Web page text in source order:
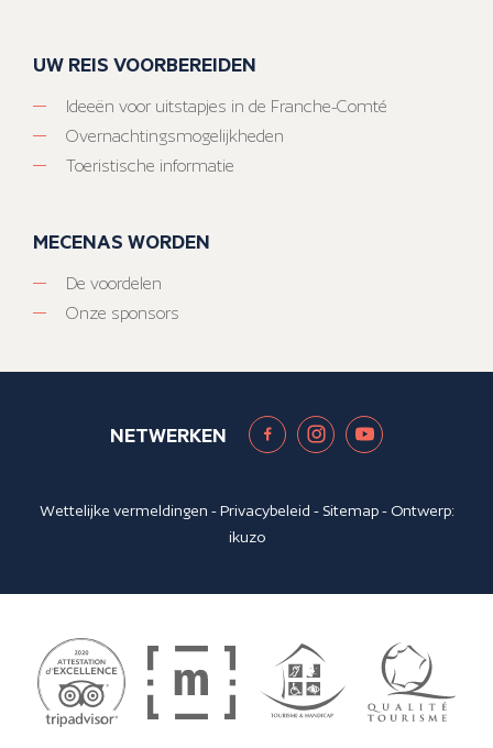
UW REIS VOORBEREIDEN
Ideeën voor uitstapjes in de Franche-Comté
Overnachtingsmogelijkheden
Toeristische informatie
MECENAS WORDEN
De voordelen
Onze sponsors
NETWERKEN
Wettelijke vermeldingen -Privacybeleid - Sitemap- Ontwerp:
ikuzo